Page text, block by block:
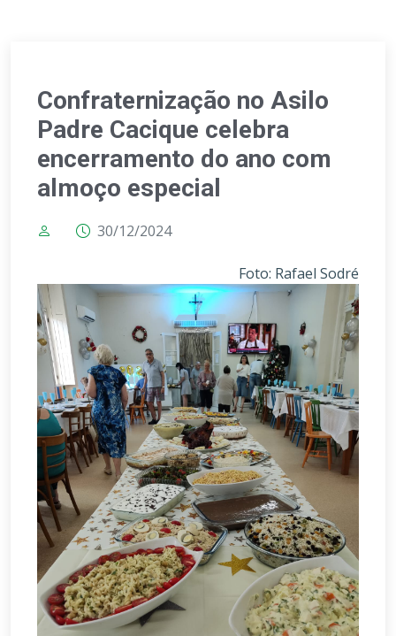
Confraternização no Asilo
Padre Cacique celebra
encerramento do ano com
almoço especial
30/12/2024
Foto: Rafael Sodré